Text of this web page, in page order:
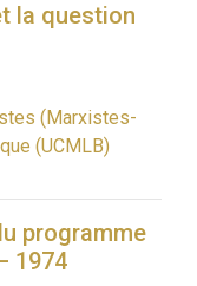
la question
(Marxistes-
(UCMLB)
programme
1974